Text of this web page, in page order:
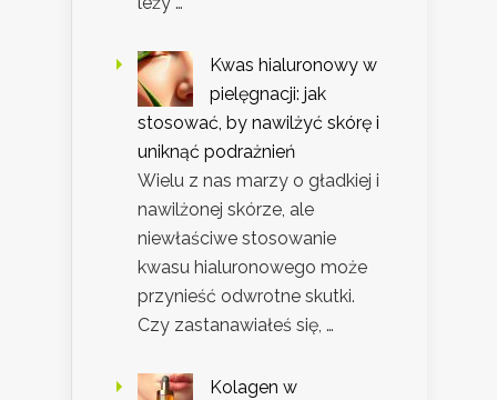
Kwas hialuronowy w
pielęgnacji: jak
stosować, by nawilżyć skórę i
uniknąć podrażnień
Wielu z nas marzy o gładkiej i
nawilżonej skórze, ale
niewłaściwe stosowanie
kwasu hialuronowego może
przynieść odwrotne skutki.
Czy zastanawiałeś się, …
Kolagen w